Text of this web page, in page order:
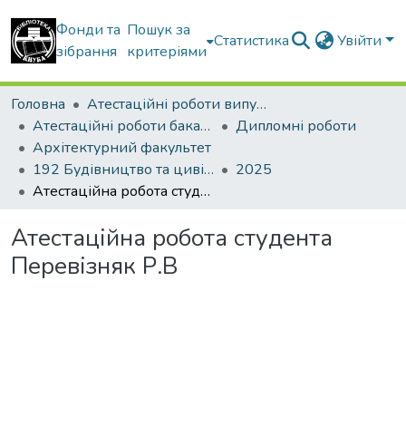
Фонди та
зібрання
Пошук за
критеріями
Статистика Увійти
Головна
Атестаційні роботи випускників
Атестаційні роботи бакалаврів
Дипломні роботи
Архітектурний факультет
192 Будівництво та цивільна інженерія
2025
Атестаційна робота студента Перевізняк Р.В
Атестаційна робота студента
Перевізняк Р.В